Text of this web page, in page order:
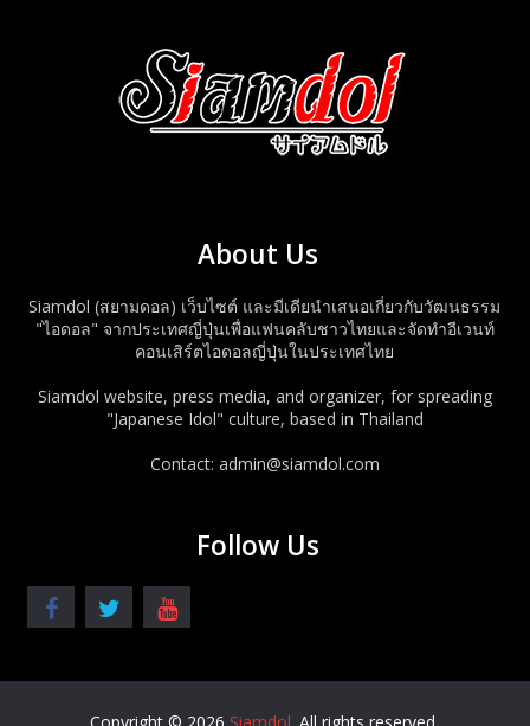
About Us
Siamdol (สยามดอล) เว็บไซต์ และมีเดียนำเสนอเกี่ยวกับวัฒนธรรม
"ไอดอล" จากประเทศญี่ปุ่นเพื่อแฟนคลับชาวไทยและจัดทำอีเวนท์
คอนเสิร์ตไอดอลญี่ปุ่นในประเทศไทย
Siamdol website, press media, and organizer, for spreading
"Japanese Idol" culture, based in Thailand
Contact: admin@siamdol.com
Follow Us